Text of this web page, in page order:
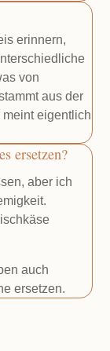
erinnern,
von
aus der
eigentlich
ersetzen?
aber ich
auch
ersetzen.